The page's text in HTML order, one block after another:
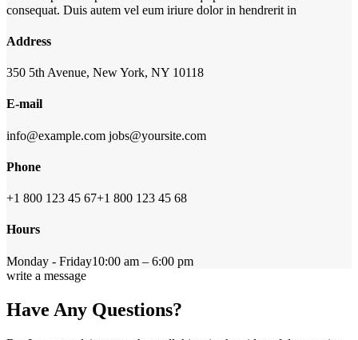
consequat. Duis autem vel eum iriure dolor in hendrerit in
Address
350 5th Avenue, New York, NY 10118‎
E-mail
info@example.com jobs@yoursite.com
Phone
+1 800 123 45 67+1 800 123 45 68
Hours
Monday - Friday10:00 am – 6:00 pm
write a message
Have Any Questions?